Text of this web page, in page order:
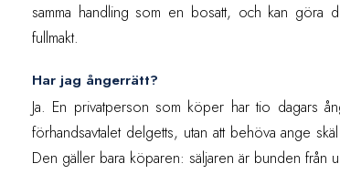
samma handling som en bosatt, och kan göra
fullmakt.
Har jag ångerrätt?
Ja. En privatperson som köper har tio dagars
förhandsavtalet delgetts, utan att behöva ange
Den gäller bara köparen: säljaren är bunden från